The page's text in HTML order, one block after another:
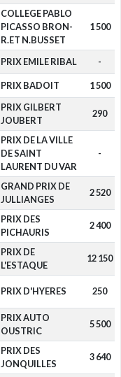
COLLEGE PABLO
PICASSO BRON-
R.ET N.BUSSET
1 500
PRIX EMILE RIBAL -
PRIX BADOIT 1 500
PRIX GILBERT
JOUBERT
290
PRIX DE LA VILLE
DE SAINT
LAURENT DU VAR
-
GRAND PRIX DE
JULLIANGES
2 520
PRIX DES
PICHAURIS
2 400
PRIX DE
L'ESTAQUE
12 150
PRIX D'HYERES 250
PRIX AUTO
OUSTRIC
5 500
PRIX DES
JONQUILLES
3 640